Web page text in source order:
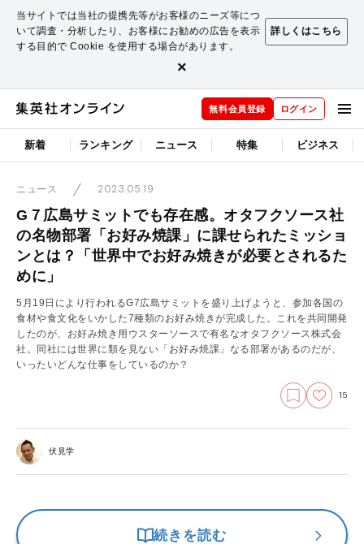
当サイトでは当社の提携先等がお客様のニーズ等につ
いて調査・分析したり、お客様にお勧めの広告を表示
する目的で Cookie を使用する場合があります。
詳しくはこちら
×
無料会員登録 ログイン
新着 ランキング ニュース 特集 ビジネス
ニュース 2023.05.19
G７広島サミットでも存在感。オタフクソース社
の名物部署「お好み焼課」に課せられたミッショ
ンとは？「世界中でお好み焼きが必要とされるた
めに」
5月19日により行われるG7広島サミットを盛り上げようと、参加各国の
食材や食文化をいかした7種類のお好み焼きが完成した。これを共同開発
したのが、お好み焼き用ウスターソースで有名なオタフクソース株式会
社。同社には世界に類を見ない「お好み焼課」なる部署があるのだが、
いったいどんな仕事をしているのか？
15
伏見学
続きを読む